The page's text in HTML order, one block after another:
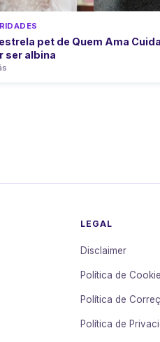
pet de Quem Ama
ser albina
LEGAL
Disclaimer
Política de
Política de
Política de